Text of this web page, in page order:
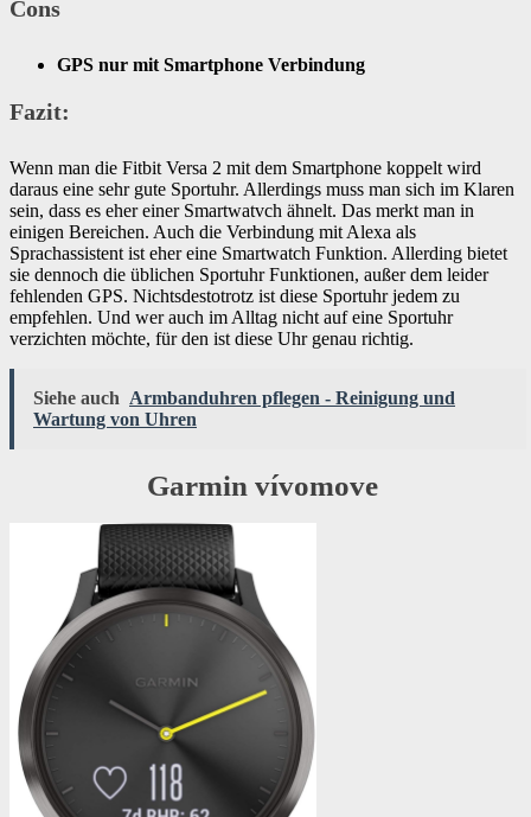
Cons
GPS nur mit Smartphone Verbindung
Fazit:
Wenn man die Fitbit Versa 2 mit dem Smartphone koppelt wird
daraus eine sehr gute Sportuhr. Allerdings muss man sich im Klaren
sein, dass es eher einer Smartwatvch ähnelt. Das merkt man in
einigen Bereichen. Auch die Verbindung mit Alexa als
Sprachassistent ist eher eine Smartwatch Funktion. Allerding bietet
sie dennoch die üblichen Sportuhr Funktionen, außer dem leider
fehlenden GPS. Nichtsdestotrotz ist diese Sportuhr jedem zu
empfehlen. Und wer auch im Alltag nicht auf eine Sportuhr
verzichten möchte, für den ist diese Uhr genau richtig.
Siehe auch Armbanduhren pflegen - Reinigung und
Wartung von Uhren
Garmin vívomove